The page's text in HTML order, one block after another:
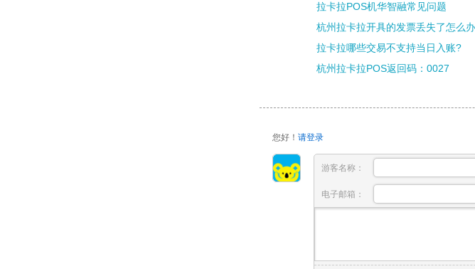
拉卡拉POS机华智融常见问题
杭州拉卡拉开具的发票丢失了怎么
拉卡拉哪些交易不支持当日入账?
杭州拉卡拉POS返回码：0027
您好！请登录
游客名称：
电子邮箱：